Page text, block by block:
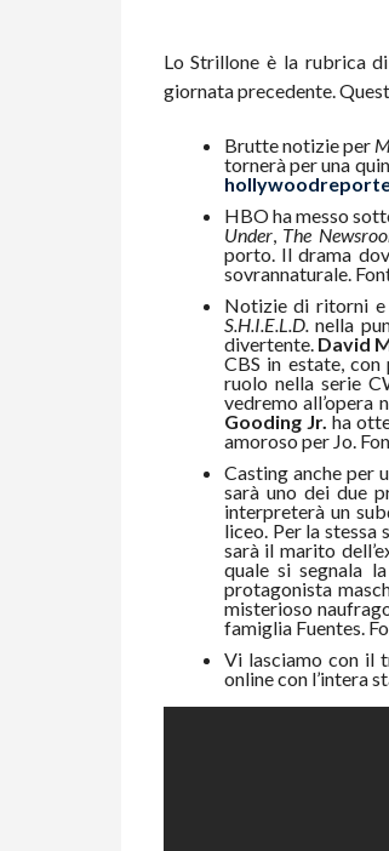
Lo Strillone è la rubrica
giornata precedente.
Brutte notizie per
tornerà per una
HBO ha messo
Under, The
porto. Il drama
sovrannaturale.
Notizie di ritorni e
S.H.I.E.L.D.nella
divertente. David
CBS in estate,
ruolo nella serie
vedremo all’opera
Gooding Jr. ha
amoroso per Jo.
Casting anche per
sarà uno dei due
interpreterà un
liceo. Per la stessa
sarà il marito
quale si segnala
protagonista
misterioso
famiglia Fuentes.
Vi lasciamo con il
online con l’intera